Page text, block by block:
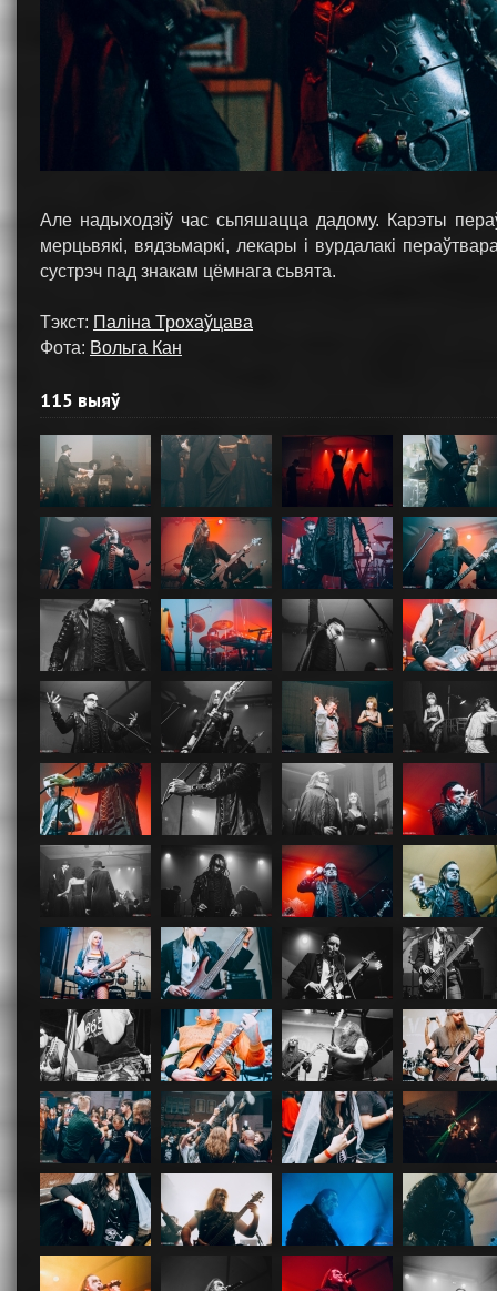
Але надыходзіў час сьпяшацца дадому. Карэты
мерцьвякі, вядзьмаркі, лекары і вурдалакі
сустрэч пад знакам цёмнага сьвята.
Тэкст: Паліна Трохаўцава
Фота: Вольга Кан
115 выяў